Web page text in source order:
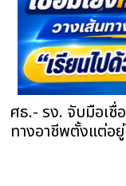
ศธ.- รง. จับมือเชื่
ทางอาชีพตั้งแต่อ